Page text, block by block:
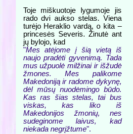
Toje miškuotoje lygumoje jis
rado dvi aukso stelas. Viena
turėjo Heraklio vardą, o kita –
princesės Severis. Žinutė ant
jų bylojo, kad
"Mes atėjome į šią vietą iš
naujo pradėti gyvenimą. Tada
mus užpuolė milžinai ir išžudė
žmones. Mes palikome
Makedoniją ir radome dykynę,
dėl mūsų nuodėmingo būdo.
Kas ras šias stelas, tai bus
viskas, kas liko iš
Makedonijos žmonių, nes
sudeginome laivus, kad
niekada negrįžtume".